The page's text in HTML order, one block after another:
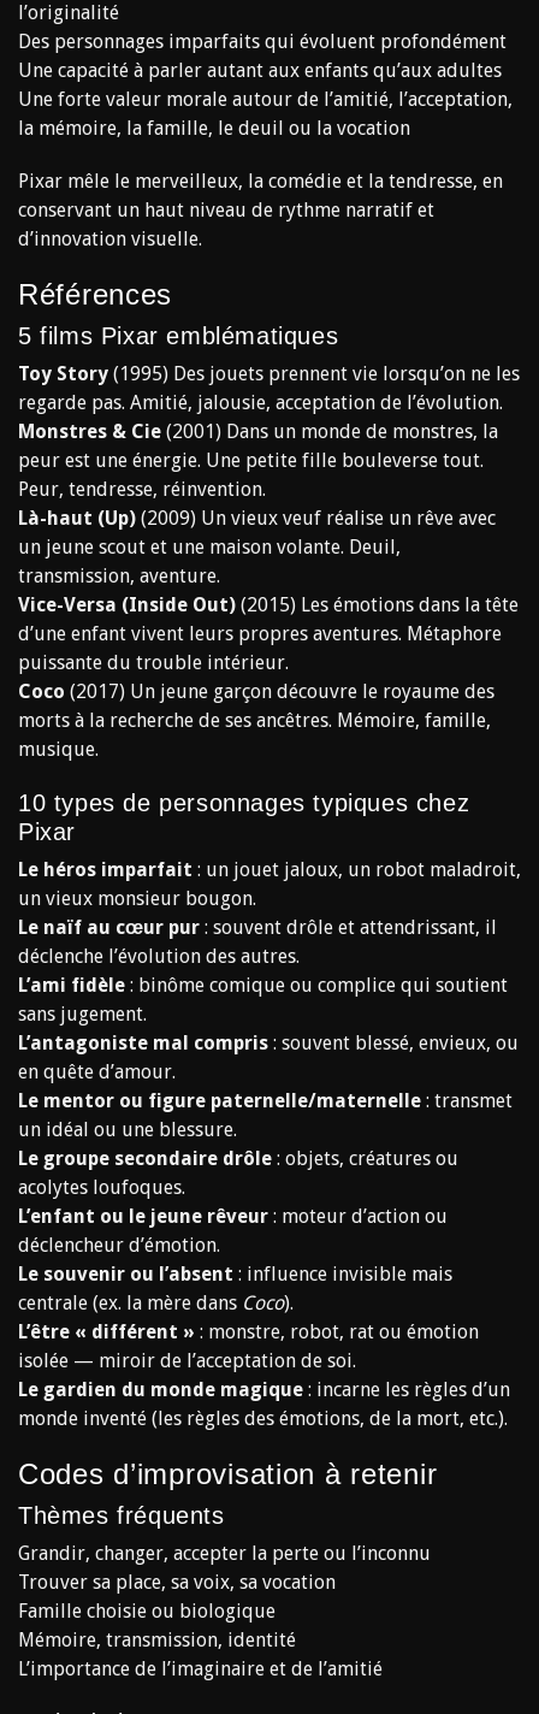
l’originalité
Des personnages imparfaits qui évoluent profondément
Une capacité à parler autant aux enfants qu’aux adultes
Une forte valeur morale autour de l’amitié, l’acceptation,
la mémoire, la famille, le deuil ou la vocation
Pixar mêle le merveilleux, la comédie et la tendresse, en
conservant un haut niveau de rythme narratif et
d’innovation visuelle.
Références
5 films Pixar emblématiques
Toy Story (1995) Des jouets prennent vie lorsqu’on ne les
regarde pas. Amitié, jalousie, acceptation de l’évolution.
Monstres & Cie (2001) Dans un monde de monstres, la
peur est une énergie. Une petite fille bouleverse tout.
Peur, tendresse, réinvention.
Là-haut (Up) (2009) Un vieux veuf réalise un rêve avec
un jeune scout et une maison volante. Deuil,
transmission, aventure.
Vice-Versa (Inside Out) (2015) Les émotions dans la tête
d’une enfant vivent leurs propres aventures. Métaphore
puissante du trouble intérieur.
Coco (2017) Un jeune garçon découvre le royaume des
morts à la recherche de ses ancêtres. Mémoire, famille,
musique.
10 types de personnages typiques chez
Pixar
Le héros imparfait : un jouet jaloux, un robot maladroit,
un vieux monsieur bougon.
Le naïf au cœur pur : souvent drôle et attendrissant, il
déclenche l’évolution des autres.
L’ami fidèle : binôme comique ou complice qui soutient
sans jugement.
L’antagoniste mal compris : souvent blessé, envieux, ou
en quête d’amour.
Le mentor ou figure paternelle/maternelle : transmet
un idéal ou une blessure.
Le groupe secondaire drôle : objets, créatures ou
acolytes loufoques.
L’enfant ou le jeune rêveur : moteur d’action ou
déclencheur d’émotion.
Le souvenir ou l’absent : influence invisible mais
centrale (ex. la mère dans Coco).
L’être « différent » : monstre, robot, rat ou émotion
isolée — miroir de l’acceptation de soi.
Le gardien du monde magique : incarne les règles d’un
monde inventé (les règles des émotions, de la mort, etc.).
Codes d’improvisation à retenir
Thèmes fréquents
Grandir, changer, accepter la perte ou l’inconnu
Trouver sa place, sa voix, sa vocation
Famille choisie ou biologique
Mémoire, transmission, identité
L’importance de l’imaginaire et de l’amitié